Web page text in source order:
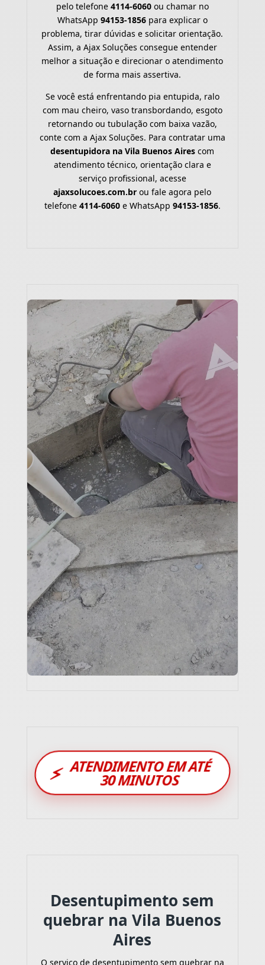
pelo telefone 4114-6060ou chamar no
WhatsApp 94153-1856para explicar o
problema, tirar dúvidas e solicitar orientação.
Assim, a Ajax Soluções consegue entender
melhor a situação e direcionar o atendimento
de forma mais assertiva.
Se você está enfrentando pia entupida, ralo
com mau cheiro, vaso transbordando, esgoto
retornando ou tubulação com baixa vazão,
conte com a Ajax Soluções. Para contratar uma
desentupidora na Vila Buenos Aires com
atendimento técnico, orientação clara e
serviço profissional, acesse
ajaxsolucoes.com.br ou fale agora pelo
telefone 4114-6060e WhatsApp 94153-1856.
⚡ ATENDIMENTO EM ATÉ
30 MINUTOS
Desentupimento sem
quebrar na Vila Buenos
Aires
O serviço de desentupimento sem quebrar na